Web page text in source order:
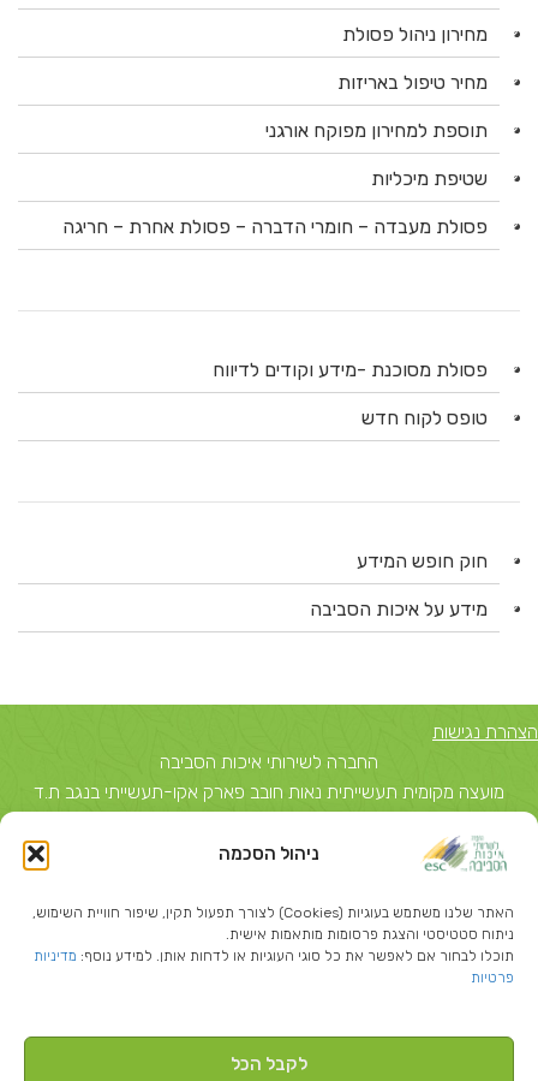
ניהול הסכמה
האתר שלנו משתמש בעוגיות (Cookies) לצורך תפעול תקין, שיפור חוויית השימוש,
ניתוח סטטיסטי והצגת פרסומות מותאמות אישית.
תוכלו לבחור אם לאפשר את כל סוגי העוגיות או לדחות אותן. למידע נוסף: מדיניות
פרטיות
לקבל הכל
מחירון ניהול פסולת
מחיר טיפול באריזות
תוספת למחירון מפוקח אורגני
שטיפת מיכליות
פסולת מעבדה – חומרי הדברה – פסולת אחרת – חריגה
פסולת מסוכנת -מידע וקודים לדיווח
טופס לקוח חדש
חוק חופש המידע
מידע על איכות הסביבה
הצהרת נגישות
החברה לשירותי איכות הסביבה
מועצה מקומית תעשייתית נאות חובב פארק אקו-תעשייתי בנגב ת.ד
יצחק שדה 40, תל אביב ת.ד 51631 תל אביב 67212 טל: 03-
5374850
info@escil.co.il
-בניית אתרי וורדפרס